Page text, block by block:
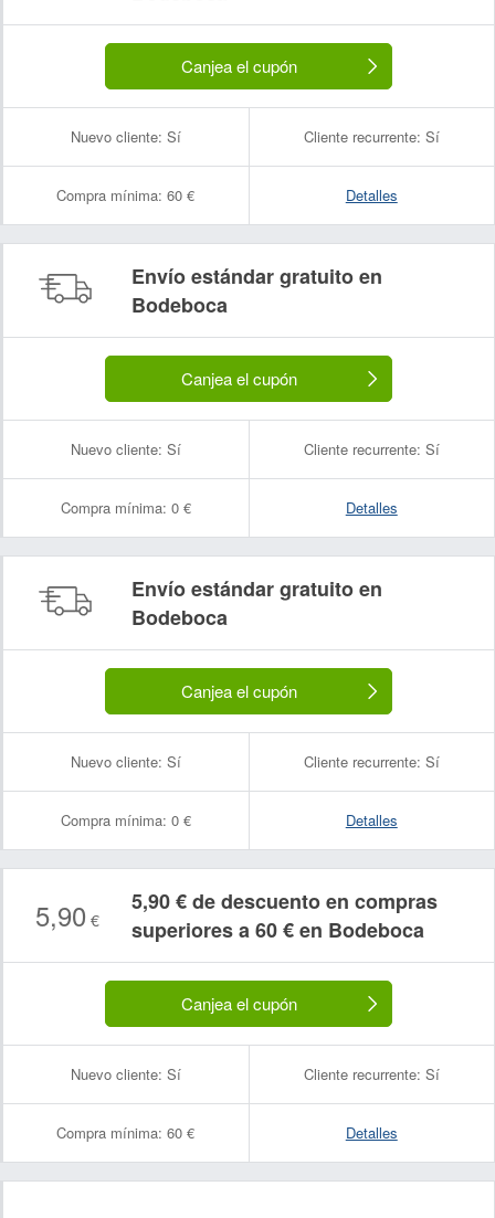
Canjea el cupón
Nuevo cliente: Sí Cliente recurrente: Sí
Compra mínima: 60 € Detalles
Envío estándar gratuito en
Bodeboca
Canjea el cupón
Nuevo cliente: Sí Cliente recurrente: Sí
Compra mínima: 0 € Detalles
Envío estándar gratuito en
Bodeboca
Canjea el cupón
Nuevo cliente: Sí Cliente recurrente: Sí
Compra mínima: 0 € Detalles
5,90 €
5,90 € de descuento en compras
superiores a 60 € en Bodeboca
Canjea el cupón
Nuevo cliente: Sí Cliente recurrente: Sí
Compra mínima: 60 € Detalles